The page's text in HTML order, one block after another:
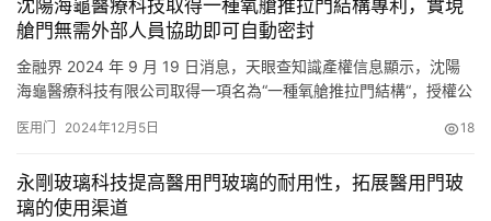
沈陽海龜醫療科技取得一種氧艙推拉門結構專利，實現
艙門無需外部人員協助即可自動密封
金融界 2024 年 9 月 19 日消息，天眼查知識產權信息顯示，沈陽
海龜醫療科技有限公司取得一項名為“一種氧艙推拉門結構“，授權公
示，本實用新型公開瞭一種氧艙推拉門結構，包括艙門和門框，所
件；還包括上滑道組件和下滑道組件…
医用门 2024年12月5日 18
永剛玻璃科技提高醫用門玻璃的耐用性，拓展醫用門玻
璃的使用渠道